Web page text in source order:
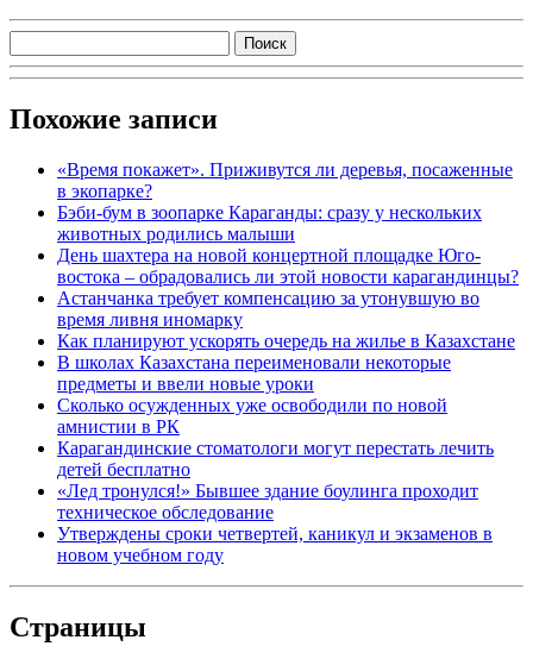
Похожие записи
«Время покажет». Приживутся ли деревья, посаженные
в экопарке?
Бэби-бум в зоопарке Караганды: сразу у нескольких
животных родились малыши
День шахтера на новой концертной площадке Юго-
востока – обрадовались ли этой новости карагандинцы?
Астанчанка требует компенсацию за утонувшую во
время ливня иномарку
Как планируют ускорять очередь на жилье в Казахстане
В школах Казахстана переименовали некоторые
предметы и ввели новые уроки
Сколько осужденных уже освободили по новой
амнистии в РК
Карагандинские стоматологи могут перестать лечить
детей бесплатно
«Лед тронулся!» Бывшее здание боулинга проходит
техническое обследование
Утверждены сроки четвертей, каникул и экзаменов в
новом учебном году
Страницы